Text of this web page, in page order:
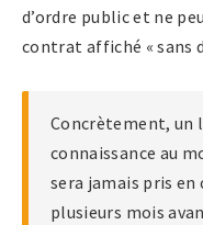
d’ordre public et ne
contrat affiché « sans
Concrètement, un
connaissance au
sera jamais pris
plusieurs mois